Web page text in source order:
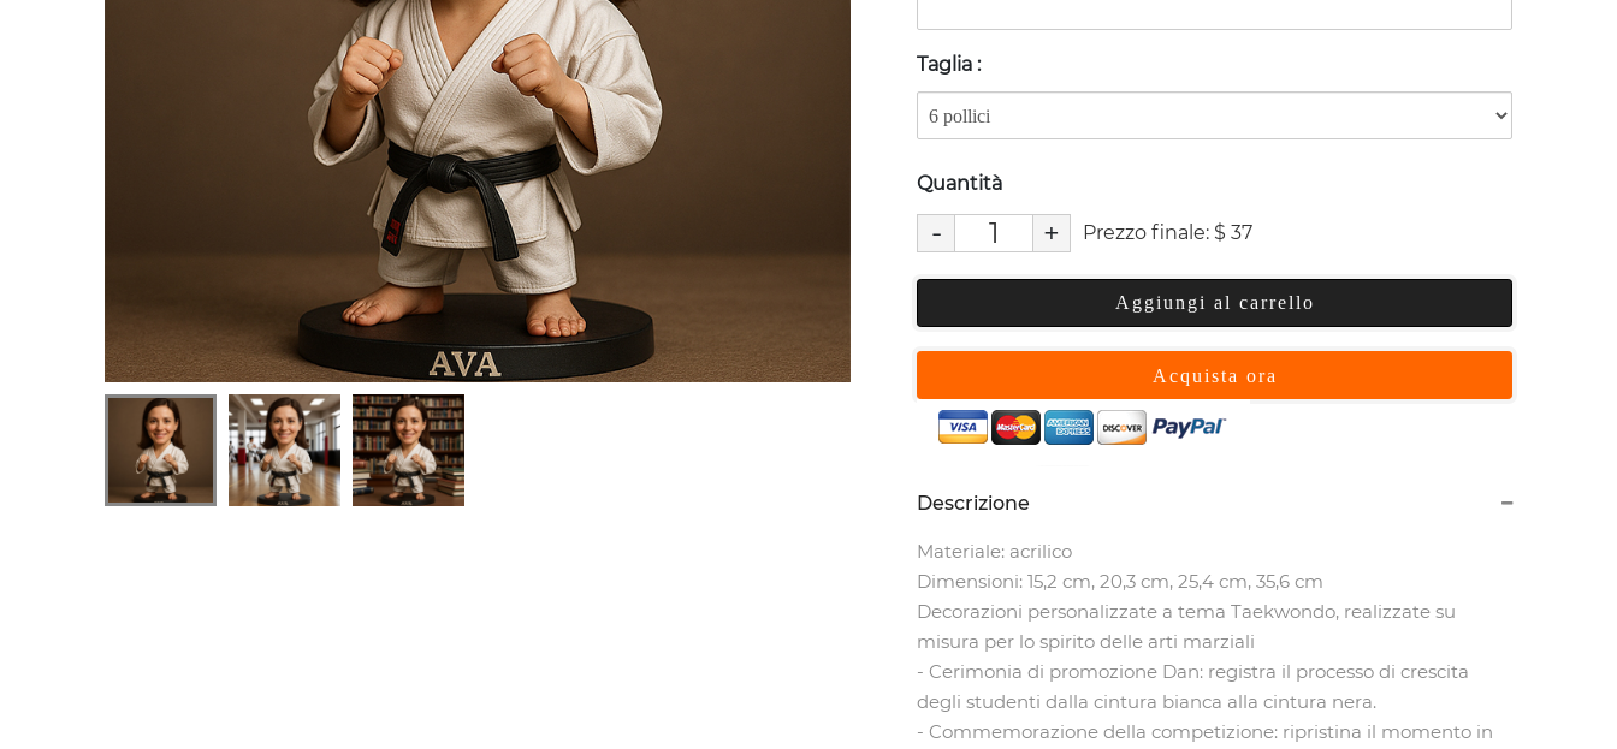
Taglia :
Quantità
- + Prezzo finale: $ 37
Aggiungi al carrello
Acquista ora
Descrizione
Materiale: acrilico
Dimensioni: 15,2 cm, 20,3 cm, 25,4 cm, 35,6 cm
Decorazioni personalizzate a tema Taekwondo, realizzate su
misura per lo spirito delle arti marziali
- Cerimonia di promozione Dan: registra il processo di crescita
degli studenti dalla cintura bianca alla cintura nera.
- Commemorazione della competizione: ripristina il momento in